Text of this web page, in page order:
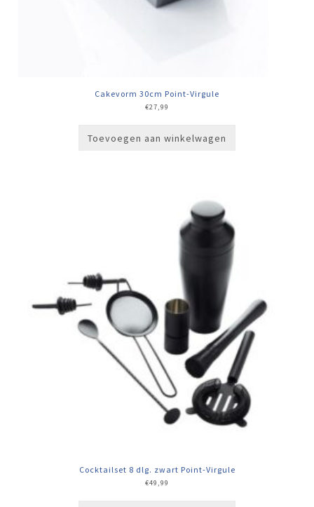
Cakevorm 30cm Point-Virgule
€27,99
Toevoegen aan winkelwagen
Cocktailset 8 dlg. zwart Point-Virgule
€49,99